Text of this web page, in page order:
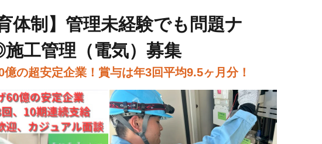
体制】管理未経験でも問題ナ
工管理（電気）募集
の超安定企業！賞与は年3回平均9.5ヶ月分！